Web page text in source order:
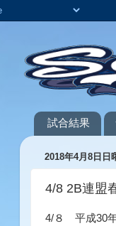
試合結果
2018年4月8日日
4/8 2B連盟
4/８ 平成30年